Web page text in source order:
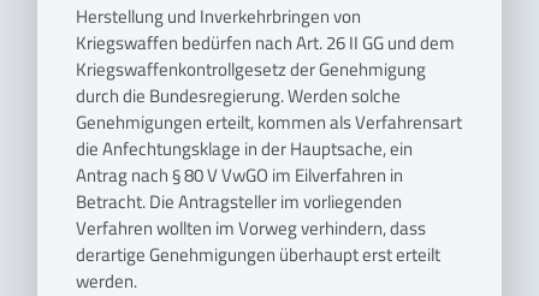
Herstellung und Inverkehrbringen von
Kriegswaffen bedürfen nach Art. 26 II GG und dem
Kriegswaffenkontrollgesetz der Genehmigung
durch die Bundesregierung. Werden solche
Genehmigungen erteilt, kommen als Verfahrensart
die Anfechtungsklage in der Hauptsache, ein
Antrag nach § 80 V VwGO im Eilverfahren in
Betracht. Die Antragsteller im vorliegenden
Verfahren wollten im Vorweg verhindern, dass
derartige Genehmigungen überhaupt erst erteilt
werden.